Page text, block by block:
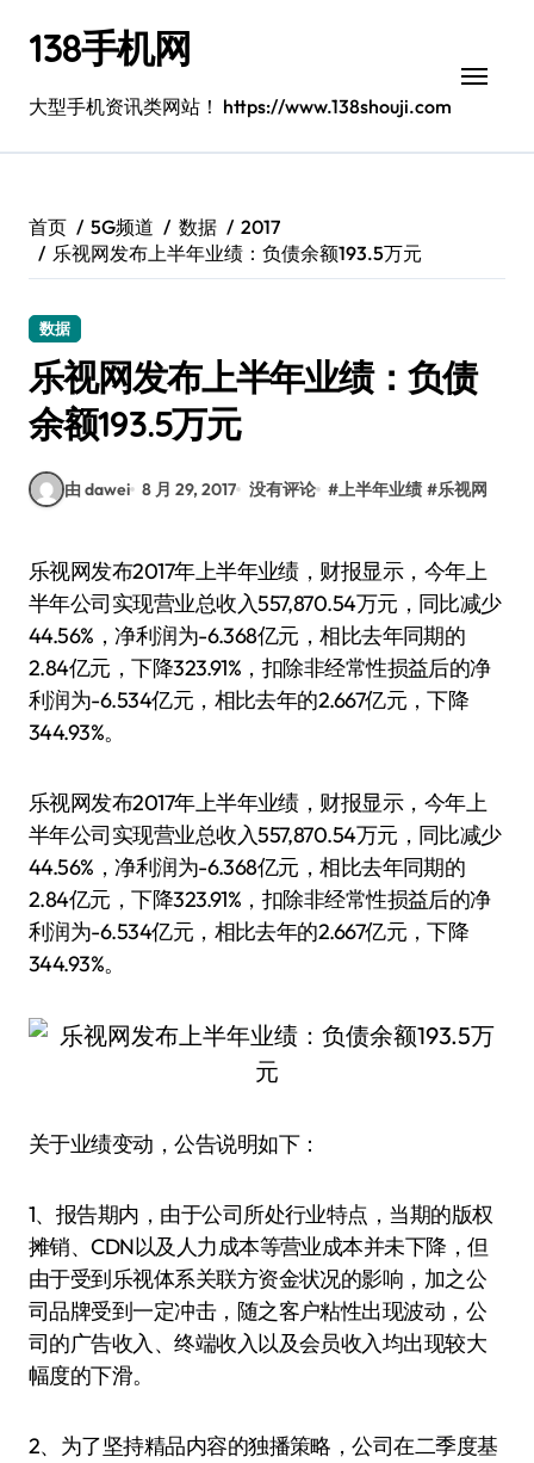
138手机网
大型手机资讯类网站！ https://www.138shouji.com
首页 5G频道 数据
2017
乐视网发布上半年业绩：负债余额193.5万元
数据
乐视网发布上半年业绩：负债
余额193.5万元
由 dawei 8 月 29, 2017 没有评论 # 上半年业绩 #乐视网
乐视网发布2017年上半年业绩，财报显示，今年上
半年公司实现营业总收入557,870.54万元，同比减少
44.56%，净利润为-6.368亿元，相比去年同期的
2.84亿元，下降323.91%，扣除非经常性损益后的净
利润为-6.534亿元，相比去年的2.667亿元，下降
344.93%。
乐视网发布2017年上半年业绩，财报显示，今年上
半年公司实现营业总收入557,870.54万元，同比减少
44.56%，净利润为-6.368亿元，相比去年同期的
2.84亿元，下降323.91%，扣除非经常性损益后的净
利润为-6.534亿元，相比去年的2.667亿元，下降
344.93%。
关于业绩变动，公告说明如下：
1、报告期内，由于公司所处行业特点，当期的版权
摊销、CDN以及人力成本等营业成本并未下降，但
由于受到乐视体系关联方资金状况的影响，加之公
司品牌受到一定冲击，随之客户粘性出现波动，公
司的广告收入、终端收入以及会员收入均出现较大
幅度的下滑。
2、为了坚持精品内容的独播策略，公司在二季度基